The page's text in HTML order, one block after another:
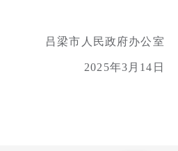
吕梁市人民政府办公室
2025年3月14日